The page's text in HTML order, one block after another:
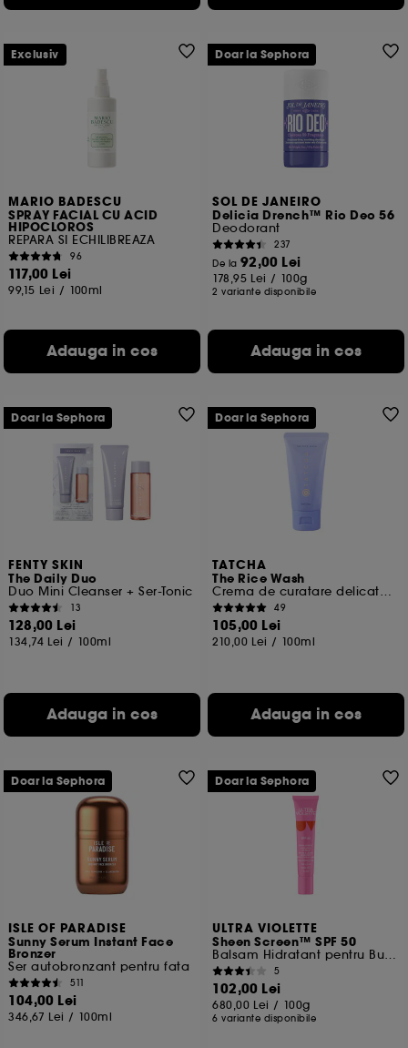
MARIO BADESCU
SPRAY FACIAL CU ACID
HIPOCLOROS
REPARA SI ECHILIBREAZA
96
117,00 Lei
99,15 Lei / 100ml
Adauga in cos
Exclusiv
SOL DE JANEIRO
Delicia Drench™ Rio Deo 56
Deodorant
237
De la 92,00 Lei
178,95 Lei / 100g
2 variante disponibile
Adauga in cos
Doar la Sephora
FENTY SKIN
The Daily Duo
Duo Mini Cleanser + Ser-Tonic
13
128,00 Lei
134,74 Lei / 100ml
Adauga in cos
Doar la Sephora
TATCHA
The Rice Wash
Crema de curatare delicata, format de voiaj
49
105,00 Lei
210,00 Lei / 100ml
Adauga in cos
Doar la Sephora
ISLE OF PARADISE
Sunny Serum Instant Face
Bronzer
Ser autobronzant pentru fata
511
104,00 Lei
346,67 Lei / 100ml
Doar la Sephora
ULTRA VIOLETTE
Sheen Screen™ SPF 50
Balsam Hidratant pentru Buză cu Protecție Solară
5
102,00 Lei
680,00 Lei / 100g
6 variante disponibile
Doar la Sephora